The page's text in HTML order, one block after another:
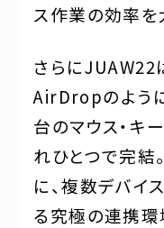
ス作業の効率を
さらにJUAW22
AirDropのよう
台のマウス・キ
れひとつで完結
に、複数デバイ
る究極の連携環